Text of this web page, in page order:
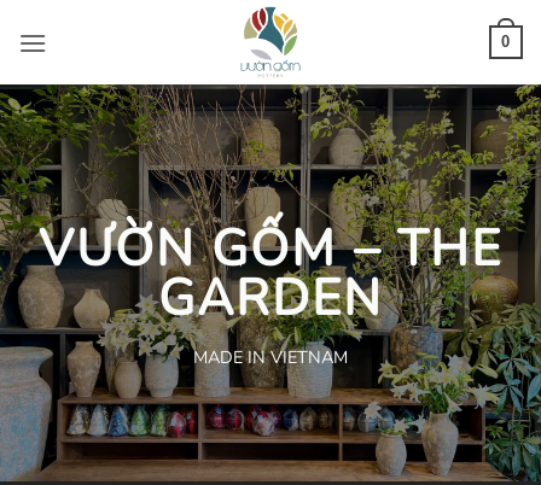
qua
dung
0
VƯỜN GỐM – THE
GARDEN
MADE IN VIETNAM